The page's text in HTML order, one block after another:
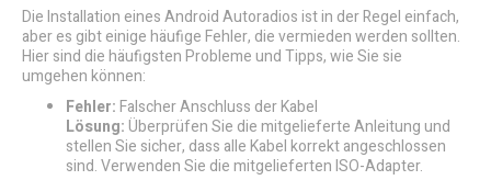
Die Installation eines Android Autoradios ist in der Regel einfach,
aber es gibt einige häufige Fehler, die vermieden werden sollten.
Hier sind die häufigsten Probleme und Tipps, wie Sie sie
umgehen können:
Fehler:Falscher Anschluss der Kabel
Lösung:Überprüfen Sie die mitgelieferte Anleitung und
stellen Sie sicher, dass alle Kabel korrekt angeschlossen
sind. Verwenden Sie die mitgelieferten ISO-Adapter.